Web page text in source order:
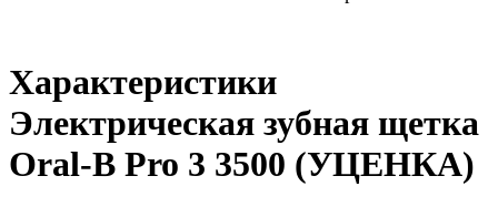
Характеристики
Электрическая зубная щетка
Oral-B Pro 3 3500 (УЦЕНКА)